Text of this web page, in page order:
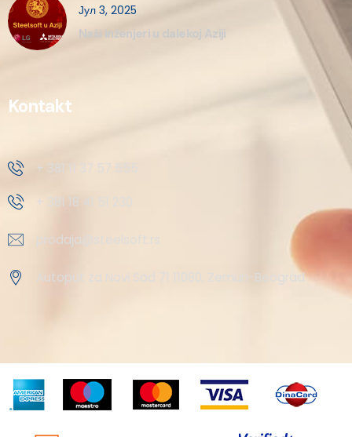
Јул 3, 2025
Naši inženjeri u dalekoj Aziji
Kontakt
+ 381 11 37 57 555
+ 381 18 41 51 230
prodaja@steelsoft.rs
Autoput za Novi Sad 71 11080, Zemun-Beograd